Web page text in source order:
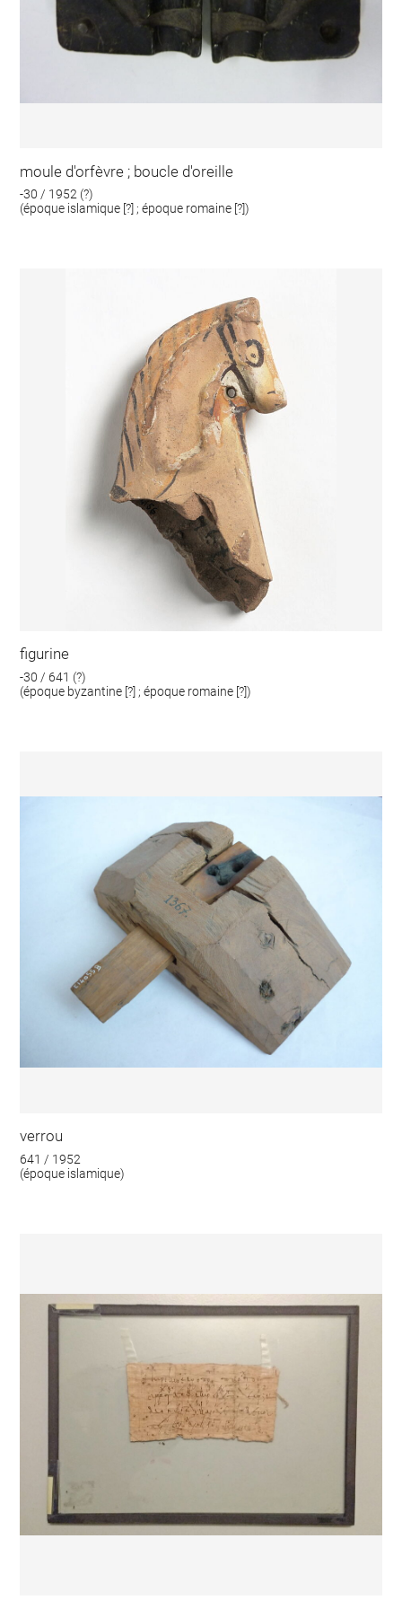
moule d'orfèvre ; boucle d'oreille
-30 / 1952 (?)
(époque islamique [?] ; époque romaine [?])
figurine
-30 / 641 (?)
(époque byzantine [?] ; époque romaine [?])
verrou
641 / 1952
(époque islamique)